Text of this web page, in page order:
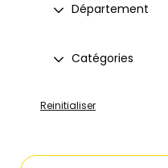
Département
Catégories
Reinitialiser